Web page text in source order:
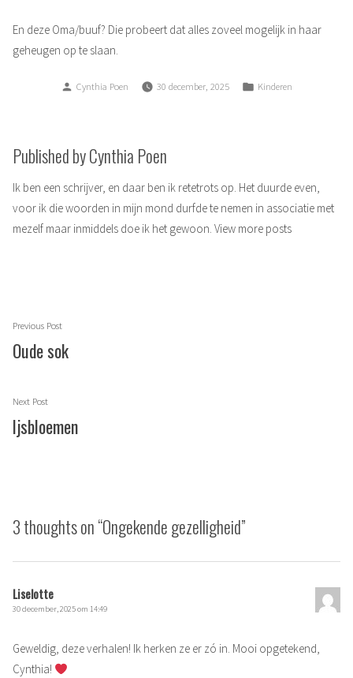
En deze Oma/buuf? Die probeert dat alles zoveel mogelijk in haar
geheugen op te slaan.
Posted
Cynthia Poen 30 december, 2025
Posted
Kinderen
Published by Cynthia Poen
Ik ben een schrijver, en daar ben ik retetrots op. Het duurde even,
voor ik die woorden in mijn mond durfde te nemen in associatie met
mezelf maar inmiddels doe ik het gewoon. View more posts
Berichtnavigatie
Previous PostPrevious
post:
Oude sok
Next PostNext
post:
Ijsbloemen
3 thoughts on “Ongekende gezelligheid”
Liselotte
30 december, 2025 om 14:49
Geweldig, deze verhalen! Ik herken ze er zó in. Mooi opgetekend,
Cynthia!